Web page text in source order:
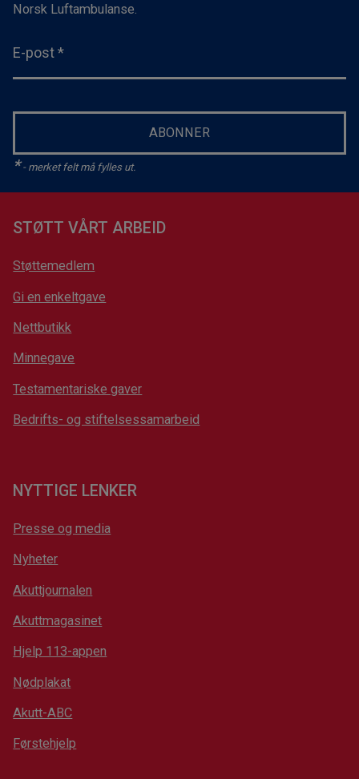
Norsk Luftambulanse.
E-post *
ABONNER
*- merket felt må fylles ut.
STØTT VÅRT ARBEID
Støttemedlem
Gi en enkeltgave
Nettbutikk
Minnegave
Testamentariske gaver
Bedrifts- og stiftelsessamarbeid
NYTTIGE LENKER
Presse og media
Nyheter
Akuttjournalen
Akuttmagasinet
Hjelp 113-appen
Nødplakat
Akutt-ABC
Førstehjelp